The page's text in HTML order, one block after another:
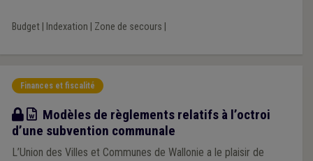
Budget| Indexation Zone de secours
Finances et fiscalité
Modèle
Modèles de règlements relatifs à l’octroi
d’une subvention communale
L’Union des Villes et Communes de Wallonie a le plaisir de